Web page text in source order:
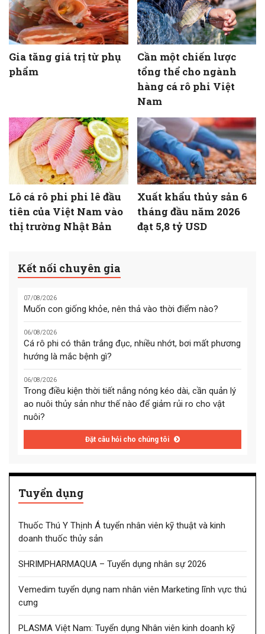
Gia tăng giá trị từ phụ
phẩm
Cần một chiến lược
tổng thể cho ngành
hàng cá rô phi Việt
Nam
Lô cá rô phi phi lê đầu
tiên của Việt Nam vào
thị trường Nhật Bản
Xuất khẩu thủy sản 6
tháng đầu năm 2026
đạt 5,8 tỷ USD
Kết nối chuyên gia
07/08/2026
Muốn con giống khỏe, nên thả vào thời điểm nào?
06/08/2026
Cá rô phi có thân trắng đục, nhiều nhớt, bơi mất phương
hướng là mắc bệnh gì?
06/08/2026
Trong điều kiện thời tiết nắng nóng kéo dài, cần quản lý
ao nuôi thủy sản như thế nào để giảm rủi ro cho vật
nuôi?
Đặt câu hỏi cho chúng tôi
Tuyển dụng
Thuốc Thú Y Thịnh Á tuyển nhân viên kỹ thuật và kinh
doanh thuốc thủy sản
SHRIMPHARMAQUA – Tuyển dụng nhân sự 2026
Vemedim tuyển dụng nam nhân viên Marketing lĩnh vực thú
cưng
PLASMA Việt Nam: Tuyển dụng Nhân viên kinh doanh kỹ